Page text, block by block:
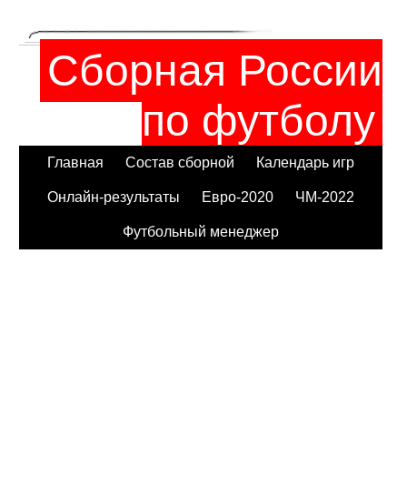
Сборная России
по футболу
Главная Состав сборной Календарь игр
Онлайн-результаты Евро-2020 ЧМ-2022
Футбольный менеджер